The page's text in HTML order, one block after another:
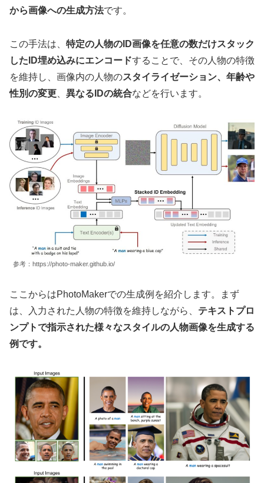
から画像への生成方法です。
この手法は、 特定の人物のID画像を任意の数だけスタック
したID埋め込みにエンコードすることで、その人物の特徴
を維持し、画像内の人物のスタイライゼーション、年齢や
性別の変更
異なるIDの統合などを行います。
参考：https://photo-maker.github.io/
ここからはPhotoMakerでの生成例を紹介します。まず
は、入力された人物の特徴を維持しながら、 テキストプロ
ンプトで指示された様々なスタイルの人物画像を生成する
例です。